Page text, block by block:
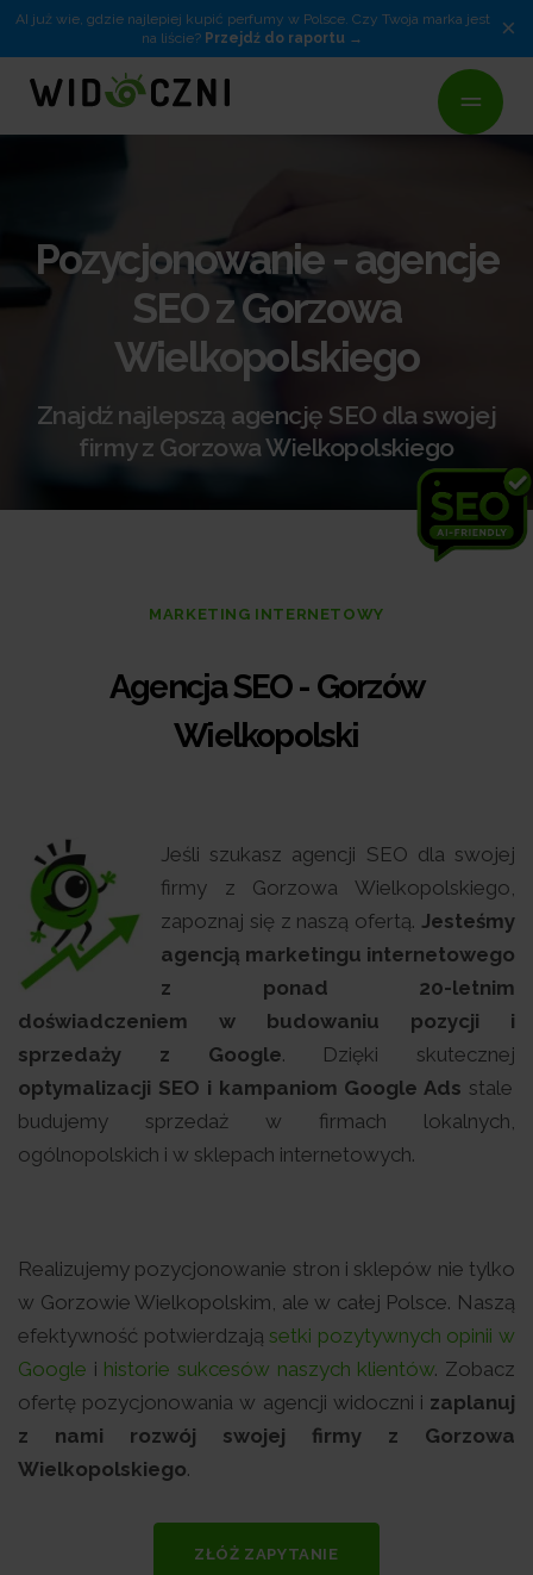
AI już wie, gdzie najlepiej kupić perfumy w Polsce. Czy Twoja marka jest
na liście? Przejdź do raportu ×
Pozycjonowanie - agencje
SEO z Gorzowa
Wielkopolskiego
Znajdź najlepszą agencję SEO dla swojej
firmy z Gorzowa Wielkopolskiego
MARKETING INTERNETOWY
Agencja SEO - Gorzów
Wielkopolski
Jeśli szukasz agencji SEO dla swojej
firmy z Gorzowa Wielkopolskiego,
zapoznaj się z naszą ofertą. Jesteśmy
agencją marketingu internetowego
z ponad 20-letnim
doświadczeniem w budowaniu pozycji i
sprzedaży z Google. Dzięki skutecznej
optymalizacji SEO i kampaniom Google Ads stale
budujemy sprzedaż w firmach lokalnych,
ogólnopolskich i w sklepach internetowych.
Realizujemy pozycjonowanie stron i sklepów nie tylko
w Gorzowie Wielkopolskim, ale w całej Polsce. Naszą
efektywność potwierdzająsetki pozytywnych opinii w
Google i historie sukcesów naszych klientów. Zobacz
ofertę pozycjonowania w agencji widoczni i zaplanuj
z nami rozwój swojej firmy z Gorzowa
Wielkopolskiego.
ZŁÓŻ ZAPYTANIE